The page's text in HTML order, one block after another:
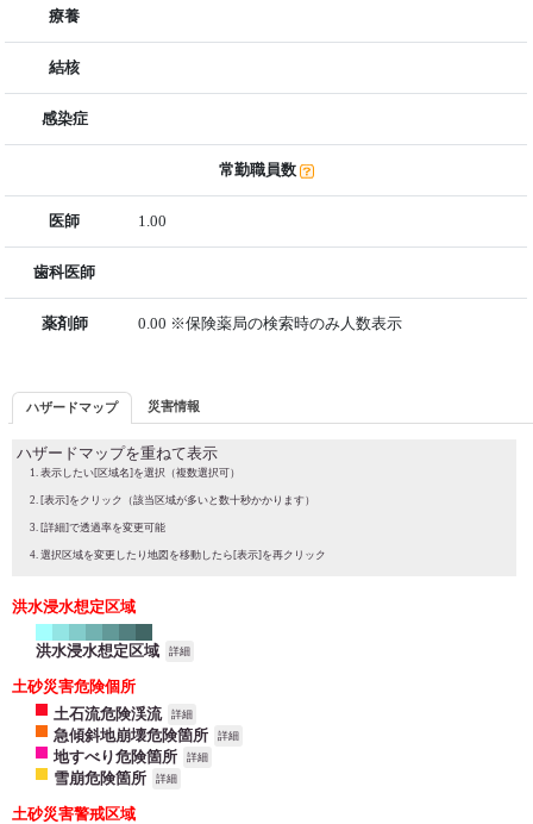
療養
結核
感染症
常勤職員数
医師 1.00
歯科医師
薬剤師 0.00 ※保険薬局の検索時のみ人数表示
ハザードマップ 災害情報
ハザードマップを重ねて表示
表示したい[区域名]を選択（複数選択可）
[表示]をクリック（該当区域が多いと数十秒かかります）
[詳細]で透過率を変更可能
選択区域を変更したり地図を移動したら[表示]を再クリック
洪水浸水想定区域
洪水浸水想定区域 詳細
土砂災害危険個所
土石流危険渓流
詳細
急傾斜地崩壊危険箇所 詳細
地すべり危険箇所 詳細
雪崩危険箇所 詳細
土砂災害警戒区域